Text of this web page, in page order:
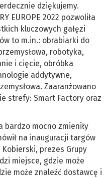
dziękujemy.
EUROPE 2022 pozwoliła
kluczowych gałęzi
to m.in.: obrabiarki do
robotyka,
i cięcie, obróbka
addytywne,
Zaaranżowano
strefy: Smart Factory oraz
bardzo mocno zmieniły
na inauguracji targów
Kobierski, prezes Grupy
miejsce, gdzie może
może znaleźć dostawcę i